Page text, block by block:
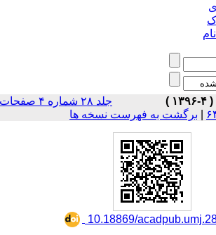
جلد ۲۸ شماره ۴ صفحات
| برگشت به فهرست نسخه ها
10.18869/